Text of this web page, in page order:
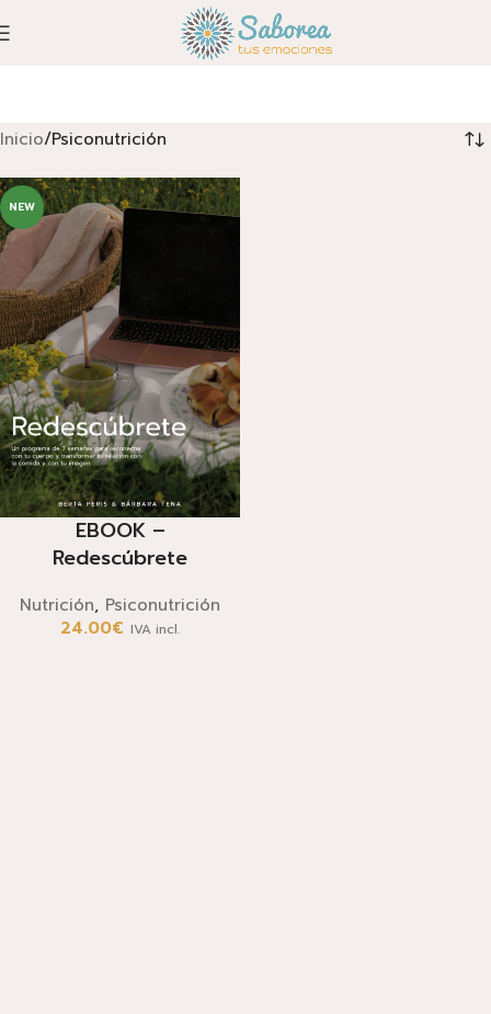
Inicio Psiconutrición
NEW
EBOOK –
Redescúbrete
Nutrición, Psiconutrición
24.00€ IVA incl.